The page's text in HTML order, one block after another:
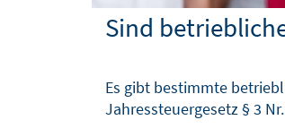
Sind
Es gibt bestimmte
Jahressteuergesetz § 3